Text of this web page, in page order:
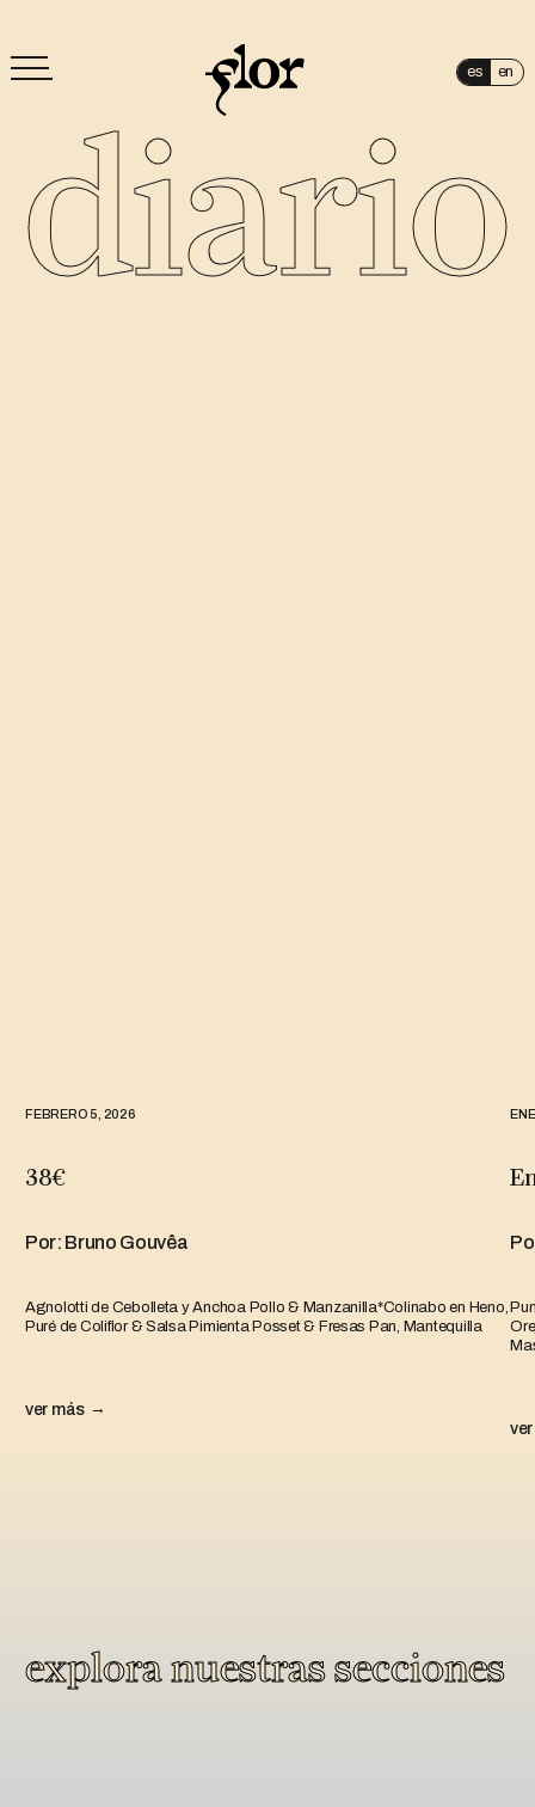
en
es
diario
FEBRERO 5, 2026
38€
Por: Bruno Gouvêa
Agnolotti de Cebolleta y Anchoa Pollo & Manzanilla*Colinabo en Heno,
Puré de Coliflor & Salsa Pimienta Posset & Fresas Pan, Mantequilla
ver más
explora nuestras secciones